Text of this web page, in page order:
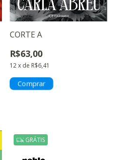
CORTE A
R$63,00
12x de R$6,41
GRÁTIS